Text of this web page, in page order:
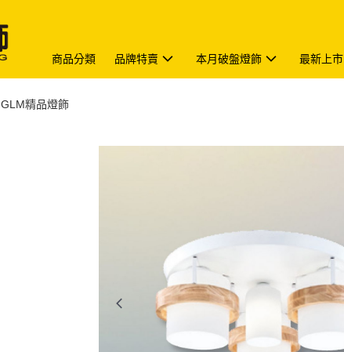
商品分類 品牌特賣 本月破盤燈飾 最新上市
GLM精品燈飾